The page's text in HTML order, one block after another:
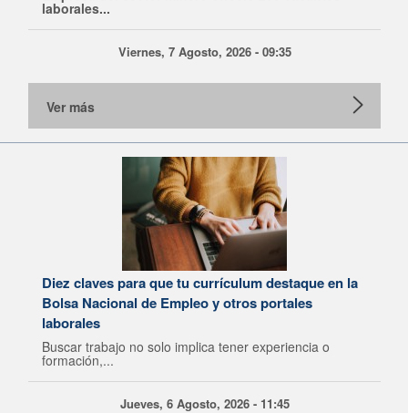
laborales...
Viernes, 7 Agosto, 2026 - 09:35
Ver más
Diez claves para que tu currículum destaque en la
Bolsa Nacional de Empleo y otros portales
laborales
Buscar trabajo no solo implica tener experiencia o
formación,...
Jueves, 6 Agosto, 2026 - 11:45